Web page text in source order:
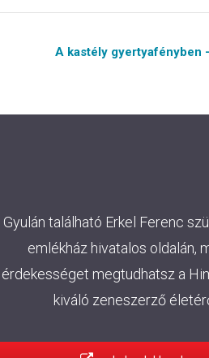
A kastély gyertyafényben
Gyulán található Erkel Ferenc
emlékház hivatalos oldalán,
érdekességet megtudhatsz a
kiváló zeneszerző